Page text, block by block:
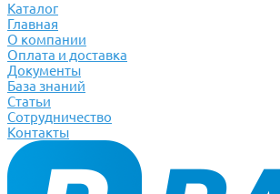
Каталог
Главная
О компании
Оплата и доставка
Документы
База знаний
Статьи
Сотрудничество
Контакты